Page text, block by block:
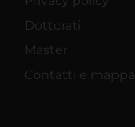
Dottorati
Master
Contatti e mappa